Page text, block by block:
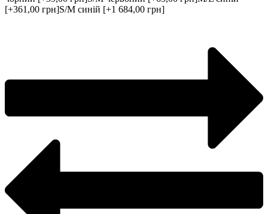
[+361,00 грн]S/M синій [+1 684,00 грн]